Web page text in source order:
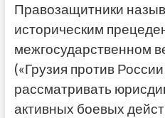
Правозащитники
историческим
межгосударственном
(«Грузия против
рассматривать
активных боевых